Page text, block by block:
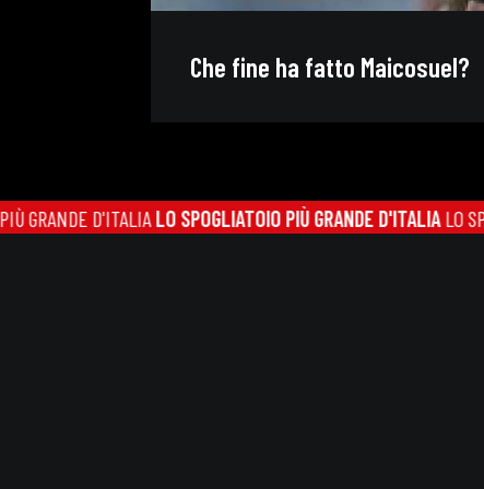
Che fine ha fatto Maicosuel?
PIÙ GRANDE D'ITALIALO SPOGLIATOIO PIÙ